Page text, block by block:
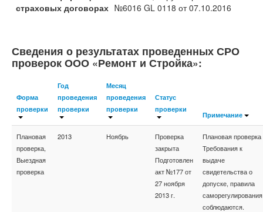
страховых договорах №6016 GL 0118 от 07.10.2016
Сведения о результатах проведенных СРО
проверок ООО «Ремонт и Стройка»:
Форма
проверки
Год
проведения
проверки
Месяц
проведения
проверки
Статус
проверки
Примечание
Плановая
проверка,
Выездная
проверка
2013 Ноябрь
Проверка
закрыта
Подготовлен
акт №177 от
27 ноября
2013 г.
Плановая проверка
Требования к
выдаче
свидетельства о
допуске, правила
саморегулирования
соблюдаются.